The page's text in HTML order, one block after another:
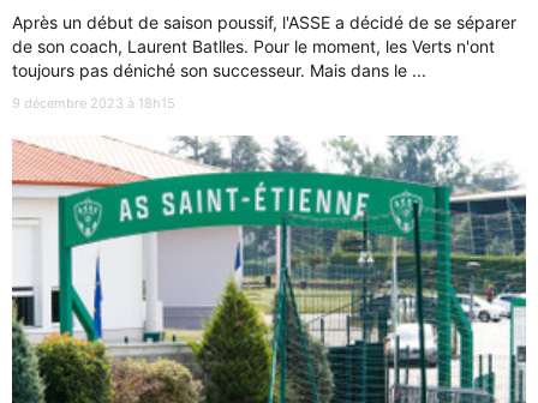
Après un début de saison poussif, l'ASSE a décidé de se séparer
de son coach, Laurent Batlles. Pour le moment, les Verts n'ont
toujours pas déniché son successeur. Mais dans le ...
9 décembre 2023 à 18h15